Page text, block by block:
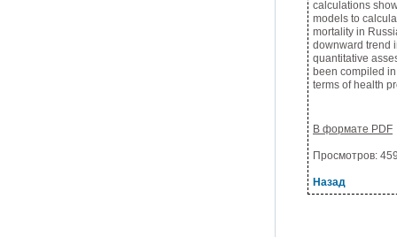
calculations
models to
mortality in
downward trend
quantitative
been compiled
terms of health
В формате PDF
Просмотров:
Назад